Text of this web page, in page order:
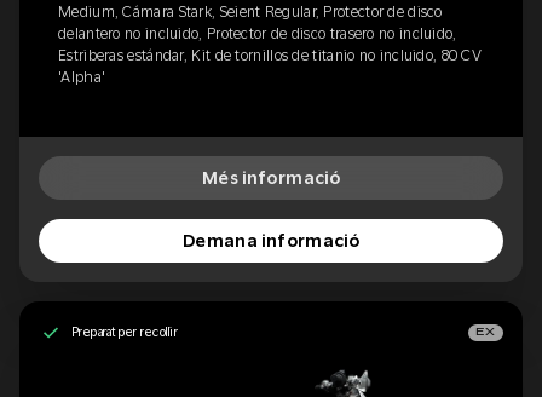
Medium, Cámara Stark, Seient Regular, Protector de disco
delantero no incluido, Protector de disco trasero no incluido,
Estriberas estándar, Kit de tornillos de titanio no incluido, 80 CV
'Alpha'
Més informació
Demana informació
Preparat per recollir EX